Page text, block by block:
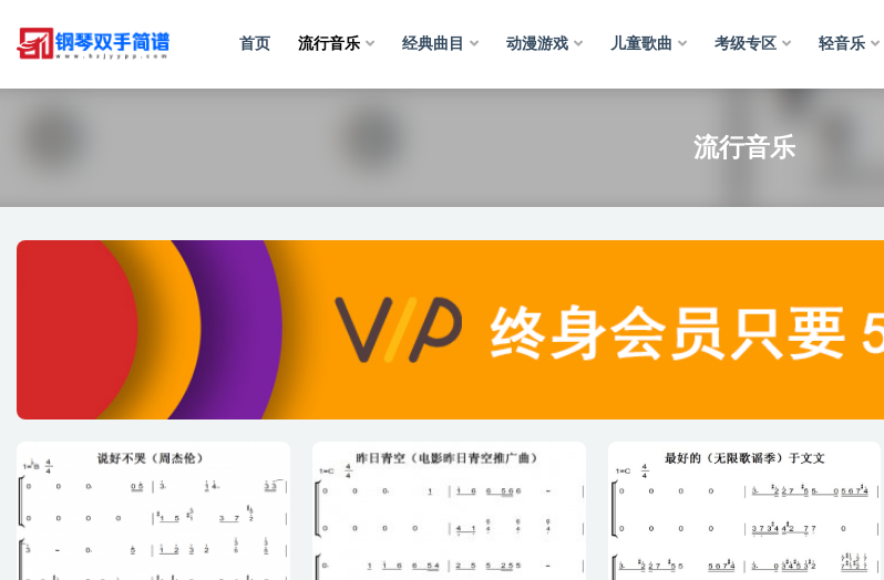
首页 流行音乐 经典曲目 动漫游戏 儿童歌曲 考级专区 轻音乐
流行音乐